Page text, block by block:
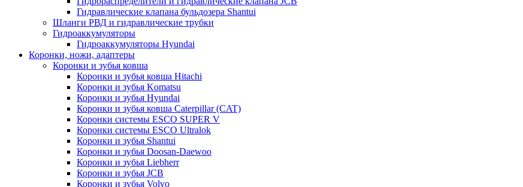
Гидравлические клапана бульдозера Shantui
Шланги РВД и гидравлические трубки
Гидроаккумуляторы
Гидроаккумуляторы Hyundai
Коронки, ножи, адаптеры
Коронки и зубья ковша
Коронки и зубья ковша Hitachi
Коронки и зубья Komatsu
Коронки и зубья Hyundai
Коронки и зубья ковша Caterpillar (CAT)
Коронки системы ESCO SUPER V
Коронки системы ESCO Ultralok
Коронки и зубья Shantui
Коронки и зубья Doosan-Daewoo
Коронки и зубья Liebherr
Коронки и зубья JCB
Коронки и зубья Volvo